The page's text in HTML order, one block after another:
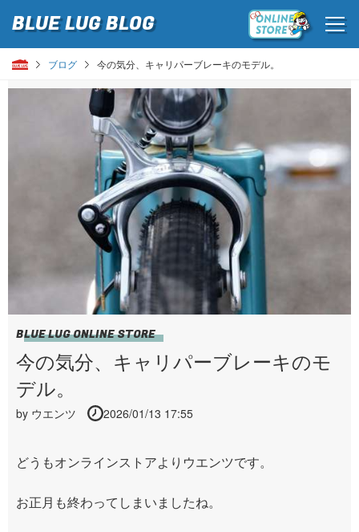
BLUE LUGBLOG
ブログ 今の気分、キャリパーブレーキのモデル。
BLUE LUG ONLINE STORE
今の気分、キャリパーブレーキのモ
デル。
by ウエンツ 2026/01/13 17:55
どうもオンラインストアよりウエンツです。
お正月も終わってしまいましたね。